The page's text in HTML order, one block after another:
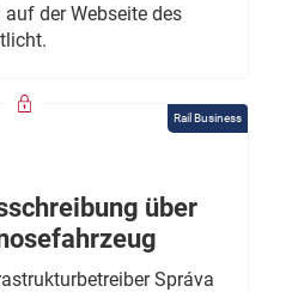
der Webseite des
Rail Business
über
Správa